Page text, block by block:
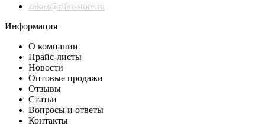
zakaz@rifar-store.ru
Информация
О компании
Прайс-листы
Новости
Оптовые продажи
Отзывы
Статьи
Вопросы и ответы
Контакты